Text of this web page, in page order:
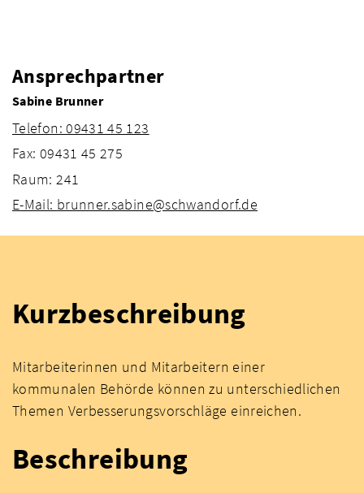
Ansprechpartner
Sabine Brunner
Telefon: 09431 45 123
Fax: 09431 45 275
Raum: 241
E-Mail: brunner.sabine@schwandorf.de
Kurzbeschreibung
Mitarbeiterinnen und Mitarbeitern einer
kommunalen Behörde können zu unterschiedlichen
Themen Verbesserungsvorschläge einreichen.
Beschreibung